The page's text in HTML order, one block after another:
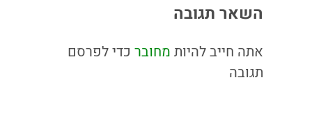
השאר תגובה
אתה חייב להיות מחובר כדי לפרסם
תגובה